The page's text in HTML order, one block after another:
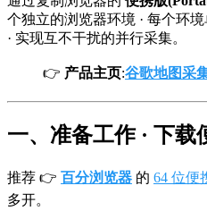
个独立的浏览器环境 · 每个环
· 实现互不干扰的并行采集。
👉 产品主页:谷歌地图采
一、准备工作 · 下载
推荐 👉 百分浏览器 的 64 位便
多开。